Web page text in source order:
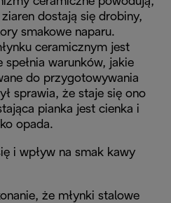
dostają się drobiny,
smakowe naparu.
ceramicznym jest
spełnia warunków, jakie
do przygotowywania
sprawia, że staje się ono
pianka jest cienka i
opada.
i wpływ na smak kawy
że młynki stalowe